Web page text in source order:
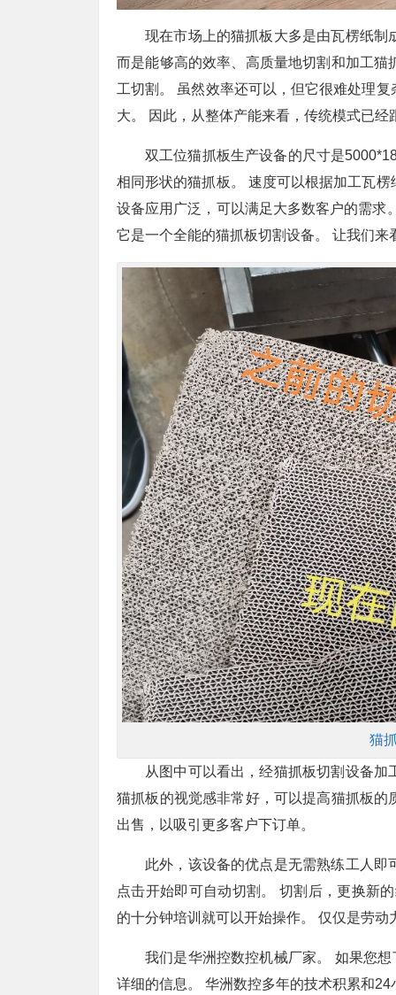
现在市场上的猫抓板大多是由瓦楞纸
而是能够高的效率、高质量地切割和加工
工切割。 虽然效率还可以，但它很难处理
大。 因此，从整体产能来看，传统模式已
双工位猫抓板生产设备的尺寸是
相同形状的猫抓板。 速度可以根据加工瓦
设备应用广泛，可以满足大多数客户的需求
它是一个全能的猫抓板切割设备。 让我们
猫
从图中可以看出，经猫抓板切割设备
猫抓板的视觉感非常好，可以提高猫抓板
出售，以吸引更多客户下订单。
此外，该设备的优点是无需熟练工人
点击开始即可自动切割。 切割后，更换新
的十分钟培训就可以开始操作。 仅仅是劳
我们是华洲控数控机械厂家。 如果您
详细的信息。 华洲数控多年的技术积累和